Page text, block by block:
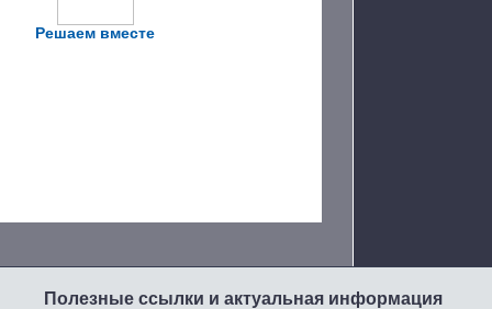
Решаем вместе
Полезные ссылки и актуальная информация